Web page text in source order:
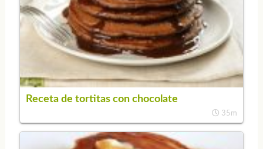
Receta de tortitas con chocolate
35m